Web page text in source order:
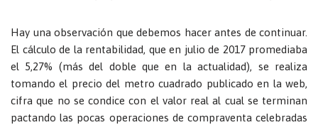
Hay una observación que debemos hacer antes de continuar.
El cálculo de la rentabilidad, que en julio de 2017 promediaba
el 5,27% (más del doble que en la actualidad), se realiza
tomando el precio del metro cuadrado publicado en la web,
cifra que no se condice con el valor real al cual se terminan
pactando las pocas operaciones de compraventa celebradas